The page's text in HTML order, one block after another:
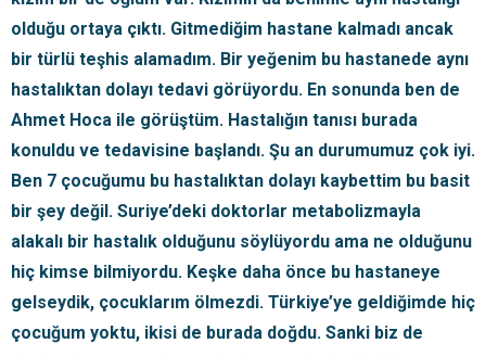
olduğu ortaya çıktı. Gitmediğim hastane kalmadı ancak
bir türlü teşhis alamadım. Bir yeğenim bu hastanede aynı
hastalıktan dolayı tedavi görüyordu. En sonunda ben de
Ahmet Hoca ile görüştüm. Hastalığın tanısı burada
konuldu ve tedavisine başlandı. Şu an durumumuz çok iyi.
Ben 7 çocuğumu bu hastalıktan dolayı kaybettim bu basit
bir şey değil. Suriye’deki doktorlar metabolizmayla
alakalı bir hastalık olduğunu söylüyordu ama ne olduğunu
hiç kimse bilmiyordu. Keşke daha önce bu hastaneye
gelseydik, çocuklarım ölmezdi. Türkiye’ye geldiğimde hiç
çocuğum yoktu, ikisi de burada doğdu. Sanki biz de